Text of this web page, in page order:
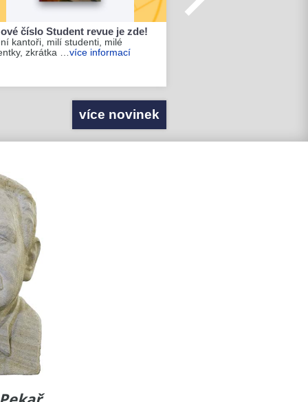
číslo Student revue je zde!
kantoři, milí studenti, milé
zkrátka …více informací
více novinek